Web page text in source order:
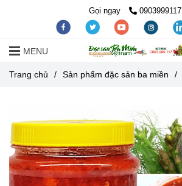
Gọi ngay 0903999117
MENU
Trang chủ / Sản phẩm đặc sản ba miền /